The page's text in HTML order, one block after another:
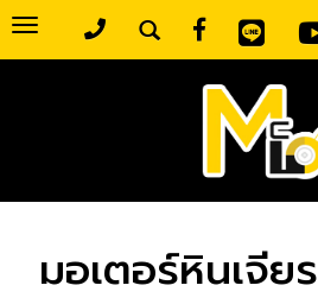
Toggle
navigation
มอเตอร์หินเจียร